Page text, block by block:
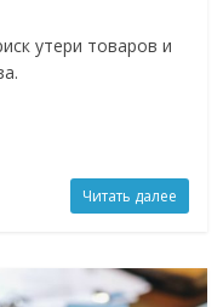
утери товаров и
Читать далее